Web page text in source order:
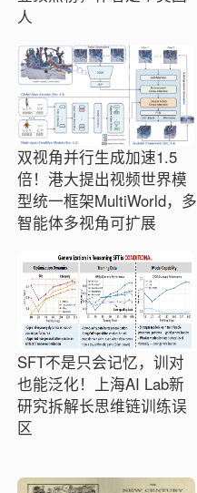
人
双视角并行生成加速1.5
倍！港大提出视频世界模
型统一框架MultiWorld，多
智能体多视角可扩展
SFT不是只会记忆，训对
也能泛化！上海AI Lab新
研究拆解长思维链训练误
区